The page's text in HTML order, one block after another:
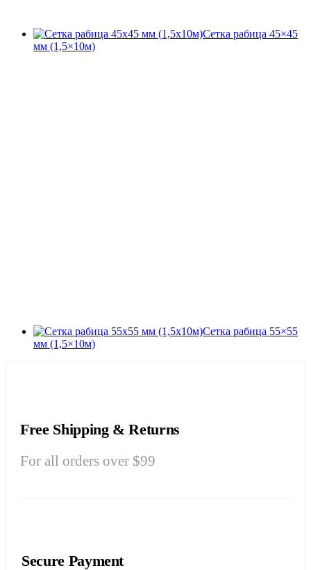
Сетка рабица 45×45
мм (1,5×10м)
Сетка рабица 55×55
мм (1,5×10м)
Free Shipping & Returns
For all orders over $99
Secure Payment